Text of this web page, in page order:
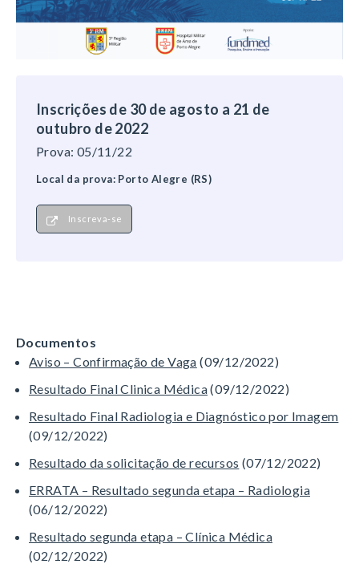
Inscrições de 30 de agosto a 21 de
outubro de 2022
Prova: 05/11/22
Local da prova: Porto Alegre (RS)
Inscreva-se
Documentos
Aviso – Confirmação de Vaga (09/12/2022)
Resultado Final Clinica Médica(09/12/2022)
Resultado Final Radiologia e Diagnóstico por Imagem
(09/12/2022)
Resultado da solicitação de recursos (07/12/2022)
ERRATA – Resultado segunda etapa – Radiologia
(06/12/2022)
Resultado segunda etapa – Clínica Médica
(02/12/2022)